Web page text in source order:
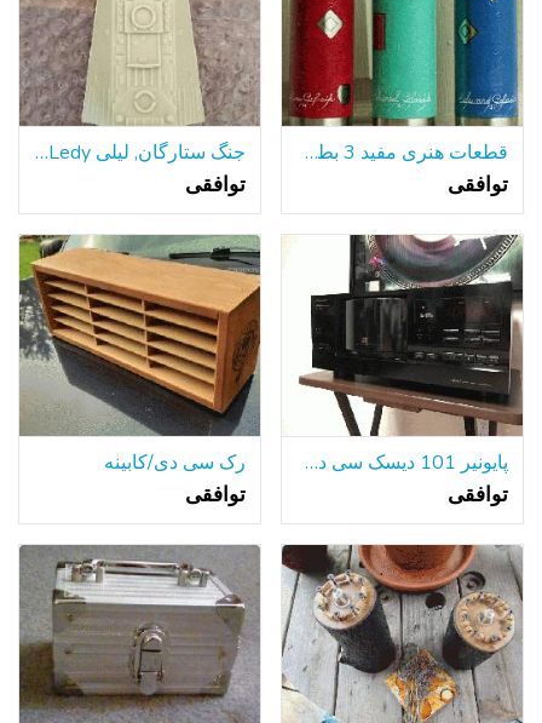
قطعات هنری مفید 3 بطری های آلومینیومی جلا
توافقی
جنگ ستارگان, لیلی Ledy هزاره فالکون سطح شیب دار قسمت 1979
توافقی
پایونیر 101 دیسک سی دی پلیر PD-F908
توافقی
رک سی دی/کابینه
توافقی